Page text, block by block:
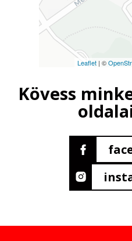
Leaflet| ©
Kövess